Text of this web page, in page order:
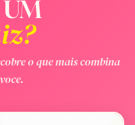
UM
o que mais combina